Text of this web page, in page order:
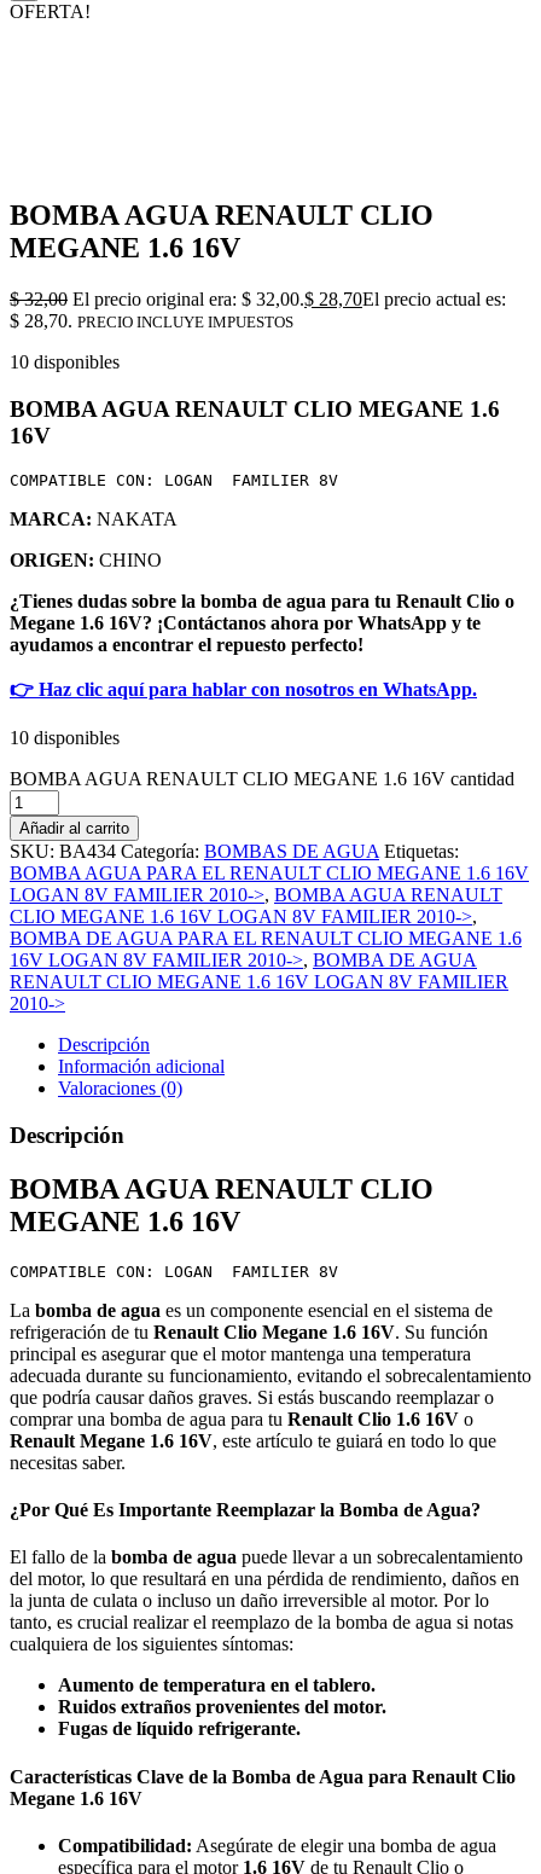
OFERTA!
BOMBA AGUA RENAULT CLIO
MEGANE 1.6 16V
$32,00 El precio original era: $ 32,00.$ 28,70El precio actual es:
$ 28,70. PRECIO INCLUYE IMPUESTOS
10 disponibles
BOMBA AGUA RENAULT CLIO MEGANE 1.6
16V
COMPATIBLE CON: LOGAN  FAMILIER 8V
MARCA: NAKATA
ORIGEN: CHINO
¿Tienes dudas sobre la bomba de agua para tu Renault Clio o
Megane 1.6 16V? ¡Contáctanos ahora por WhatsApp y te
ayudamos a encontrar el repuesto perfecto!
👉 Haz clic aquí para hablar con nosotros en WhatsApp.
10 disponibles
BOMBA AGUA RENAULT CLIO MEGANE 1.6 16V cantidad
Añadir al carrito
SKU: BA434 Categoría: BOMBAS DE AGUA Etiquetas:
BOMBA AGUA PARA EL RENAULT CLIO MEGANE 1.6 16V
LOGAN 8V FAMILIER 2010->, BOMBA AGUA RENAULT
CLIO MEGANE 1.6 16V LOGAN 8V FAMILIER 2010->,
BOMBA DE AGUA PARA EL RENAULT CLIO MEGANE 1.6
16V LOGAN 8V FAMILIER 2010->, BOMBA DE AGUA
RENAULT CLIO MEGANE 1.6 16V LOGAN 8V FAMILIER
2010->
Descripción
Información adicional
Valoraciones (0)
Descripción
BOMBA AGUA RENAULT CLIO
MEGANE 1.6 16V
COMPATIBLE CON: LOGAN  FAMILIER 8V
La bomba de agua es un componente esencial en el sistema de
refrigeración de tu Renault Clio Megane 1.6 16V. Su función
principal es asegurar que el motor mantenga una temperatura
adecuada durante su funcionamiento, evitando el sobrecalentamiento
que podría causar daños graves. Si estás buscando reemplazar o
comprar una bomba de agua para tu Renault Clio 1.6 16V o
Renault Megane 1.6 16V, este artículo te guiará en todo lo que
necesitas saber.
¿Por Qué Es Importante Reemplazar la Bomba de Agua?
El fallo de la bomba de agua puede llevar a un sobrecalentamiento
del motor, lo que resultará en una pérdida de rendimiento, daños en
la junta de culata o incluso un daño irreversible al motor. Por lo
tanto, es crucial realizar el reemplazo de la bomba de agua si notas
cualquiera de los siguientes síntomas:
Aumento de temperatura en el tablero.
Ruidos extraños provenientes del motor.
Fugas de líquido refrigerante.
Características Clave de la Bomba de Agua para Renault Clio
Megane 1.6 16V
Compatibilidad: Asegúrate de elegir una bomba de agua
específica para el motor 1.6 16V de tu Renault Clio o